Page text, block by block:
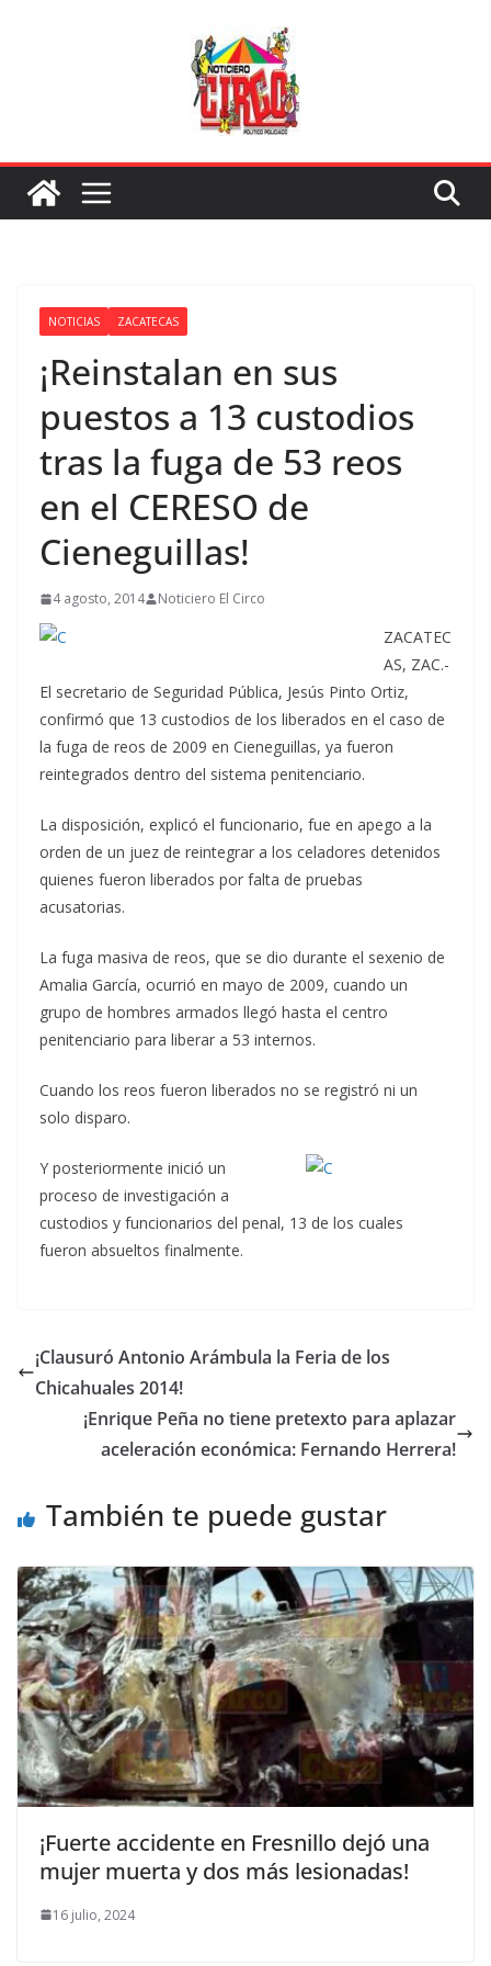
NOTICIAS ZACATECAS
¡Reinstalan en sus
puestos a 13 custodios
tras la fuga de 53 reos
en el CERESO de
Cieneguillas!
4 agosto, 2014 Noticiero El Circo
ZACATEC
AS, ZAC.-
El secretario de Seguridad Pública, Jesús Pinto Ortiz,
confirmó que 13 custodios de los liberados en el caso de
la fuga de reos de 2009 en Cieneguillas, ya fueron
reintegrados dentro del sistema penitenciario.
La disposición, explicó el funcionario, fue en apego a la
orden de un juez de reintegrar a los celadores detenidos
quienes fueron liberados por falta de pruebas
acusatorias.
La fuga masiva de reos, que se dio durante el sexenio de
Amalia García, ocurrió en mayo de 2009, cuando un
grupo de hombres armados llegó hasta el centro
penitenciario para liberar a 53 internos.
Cuando los reos fueron liberados no se registró ni un
solo disparo.
Y posteriormente inició un
proceso de investigación a
custodios y funcionarios del penal, 13 de los cuales
fueron absueltos finalmente.
¡Clausuró Antonio Arámbula la Feria de los
Chicahuales 2014!
¡Enrique Peña no tiene pretexto para aplazar
aceleración económica: Fernando Herrera!
También te puede gustar
¡Fuerte accidente en Fresnillo dejó una
mujer muerta y dos más lesionadas!
16 julio, 2024